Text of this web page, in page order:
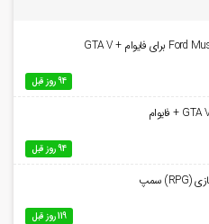
94 روز قبل
94 روز قبل
119 روز قبل